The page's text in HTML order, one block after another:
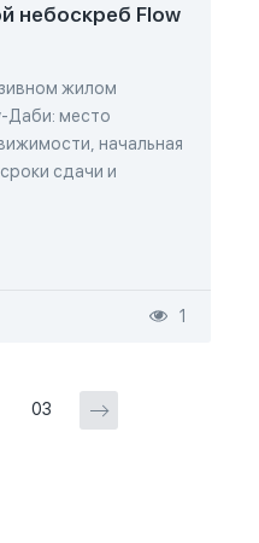
небоскреб Flow
жилом
Даби: место
начальная
сдачи и
1
03